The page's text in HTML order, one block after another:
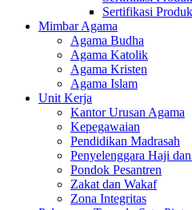
Sertifikasi
Mimbar Agama
Agama Budha
Agama Katolik
Agama Kristen
Agama Islam
Unit Kerja
Kantor Urusan Agama
Kepegawaian
Pendidikan Madrasah
Penyelenggara Haji
Pondok Pesantren
Zakat dan Wakaf
Zona Integritas